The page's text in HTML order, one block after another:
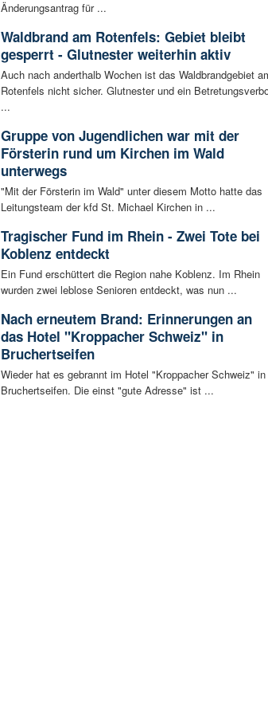
Änderungsantrag für ...
Waldbrand am Rotenfels: Gebiet bleibt
gesperrt - Glutnester weiterhin aktiv
Auch nach anderthalb Wochen ist das Waldbrandgebiet
Rotenfels nicht sicher. Glutnester und ein
...
Gruppe von Jugendlichen war mit der
Försterin rund um Kirchen im Wald
unterwegs
"Mit der Försterin im Wald" unter diesem Motto hatte das
Leitungsteam der kfd St. Michael Kirchen in ...
Tragischer Fund im Rhein - Zwei Tote bei
Koblenz entdeckt
Ein Fund erschüttert die Region nahe Koblenz. Im Rhein
wurden zwei leblose Senioren entdeckt, was nun ...
Nach erneutem Brand: Erinnerungen an
das Hotel "Kroppacher Schweiz" in
Bruchertseifen
Wieder hat es gebrannt im Hotel "Kroppacher Schweiz" in
Bruchertseifen. Die einst "gute Adresse" ist ...